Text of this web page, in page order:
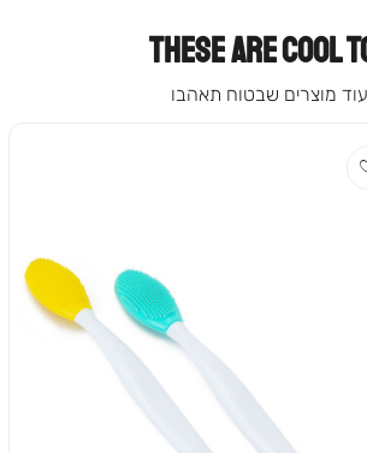
THESE ARE COOL
עוד מוצרים שבטוח תאהבו